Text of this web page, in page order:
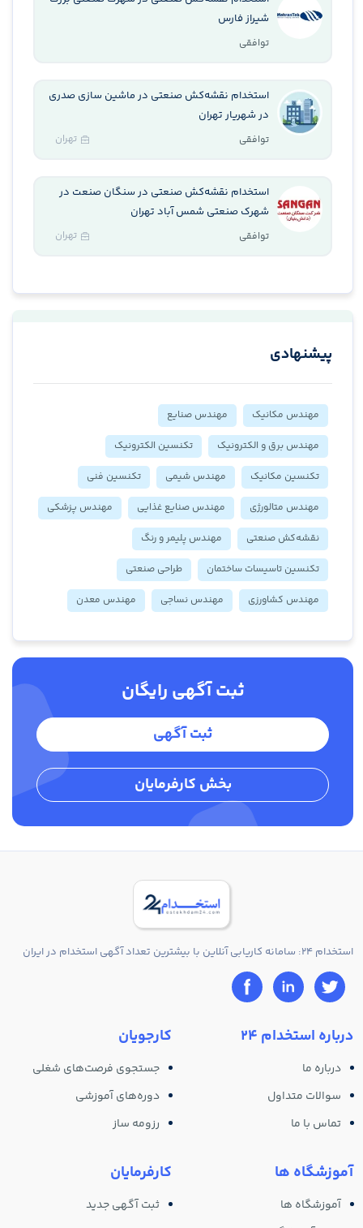
شیراز فارس
توافقی
استخدام نقشه‌کش صنعتی در ماشین سازی صدری
در شهریار تهران
توافقی تهران
استخدام نقشه‌کش صنعتی در سنگان صنعت در
شهرک صنعتی شمس آباد تهران
توافقی تهران
پیشنهادی
مهندس مکانیک
مهندس صنایع
مهندس برق و الکترونیک
تکنسین الکترونیک
تکنسین مکانیک
مهندس شیمی
تکنسین فنی
مهندس متالورژی
مهندس صنایع غذایی
مهندس پزشکی
نقشه‌کش صنعتی
مهندس پلیمر و رنگ
تکنسین تاسیسات ساختمان
طراحی صنعتی
مهندس کشاورزی
مهندس نساجی مهندس معدن
ثبت آگهی رایگان
ثبت آگهی
بخش کارفرمایان
استخدام 24: سامانه کاریابی آنلاین با بیشترین تعداد آگهی استخدام در ایران
درباره استخدام 24
درباره ما
سوالات متداول
تماس با ما
آموزشگاه ها
آموزشگاه ها
کارجویان
جستجوی فرصت‌های شغلی
دوره‌های آموزشی
رزومه ساز
کارفرمایان
ثبت آگهی جدید